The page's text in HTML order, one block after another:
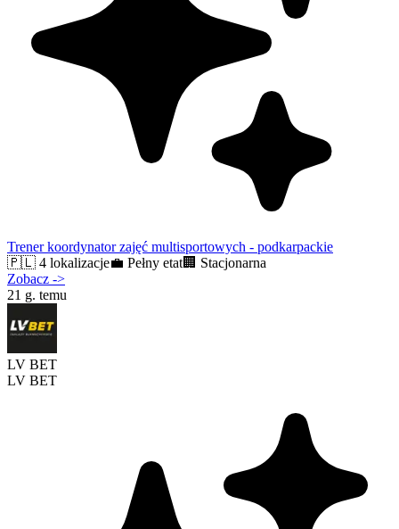
Trener koordynator zajęć multisportowych - podkarpackie
🇵🇱 4 lokalizacje💼 Pełny etat🏢 Stacjonarna
Zobacz ->
21 g. temu
LV BET
LV BET